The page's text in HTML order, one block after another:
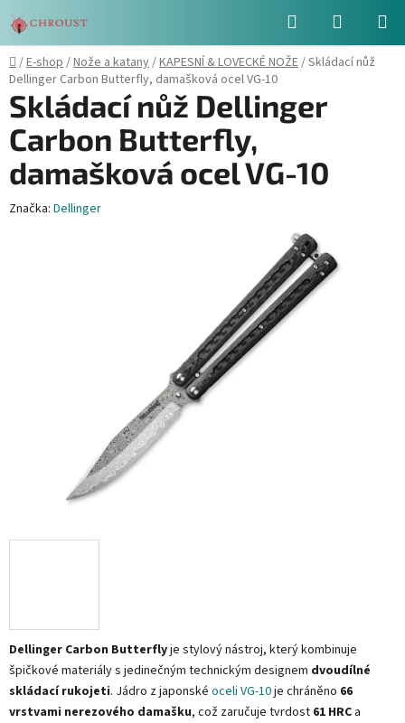
na
obsah
Hledat
KOŠÍK
Domů
/E-shop/Nože a katany/KAPESNÍ & LOVECKÉ NOŽE/Skládací nůž
Dellinger Carbon Butterfly, damašková ocel VG-10
Dellinger Carbon Butterflyje stylový nástroj, který kombinuje
špičkové materiály s jedinečným technickým designem dvoudílné
skládací rukojeti. Jádro z japonské oceli VG-10je chráněno 66
vrstvami nerezového damašku, což zaručuje tvrdost 61 HRC a
Skládací nůž Dellinger
Carbon Butterfly,
damašková ocel VG-10
Značka: Dellinger